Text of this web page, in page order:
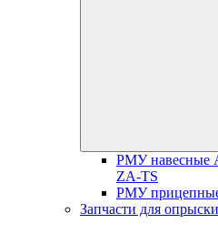
РМУ навесные
ZA-TS
РМУ
Запчасти для